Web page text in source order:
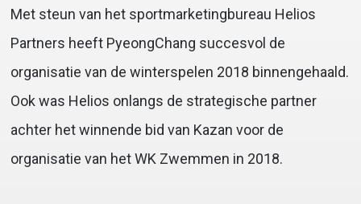
Met steun van het sportmarketingbureau Helios
Partners heeft PyeongChang succesvol de
organisatie van de winterspelen 2018 binnengehaald.
Ook was Helios onlangs de strategische partner
achter het winnende bid van Kazan voor de
organisatie van het WK Zwemmen in 2018.